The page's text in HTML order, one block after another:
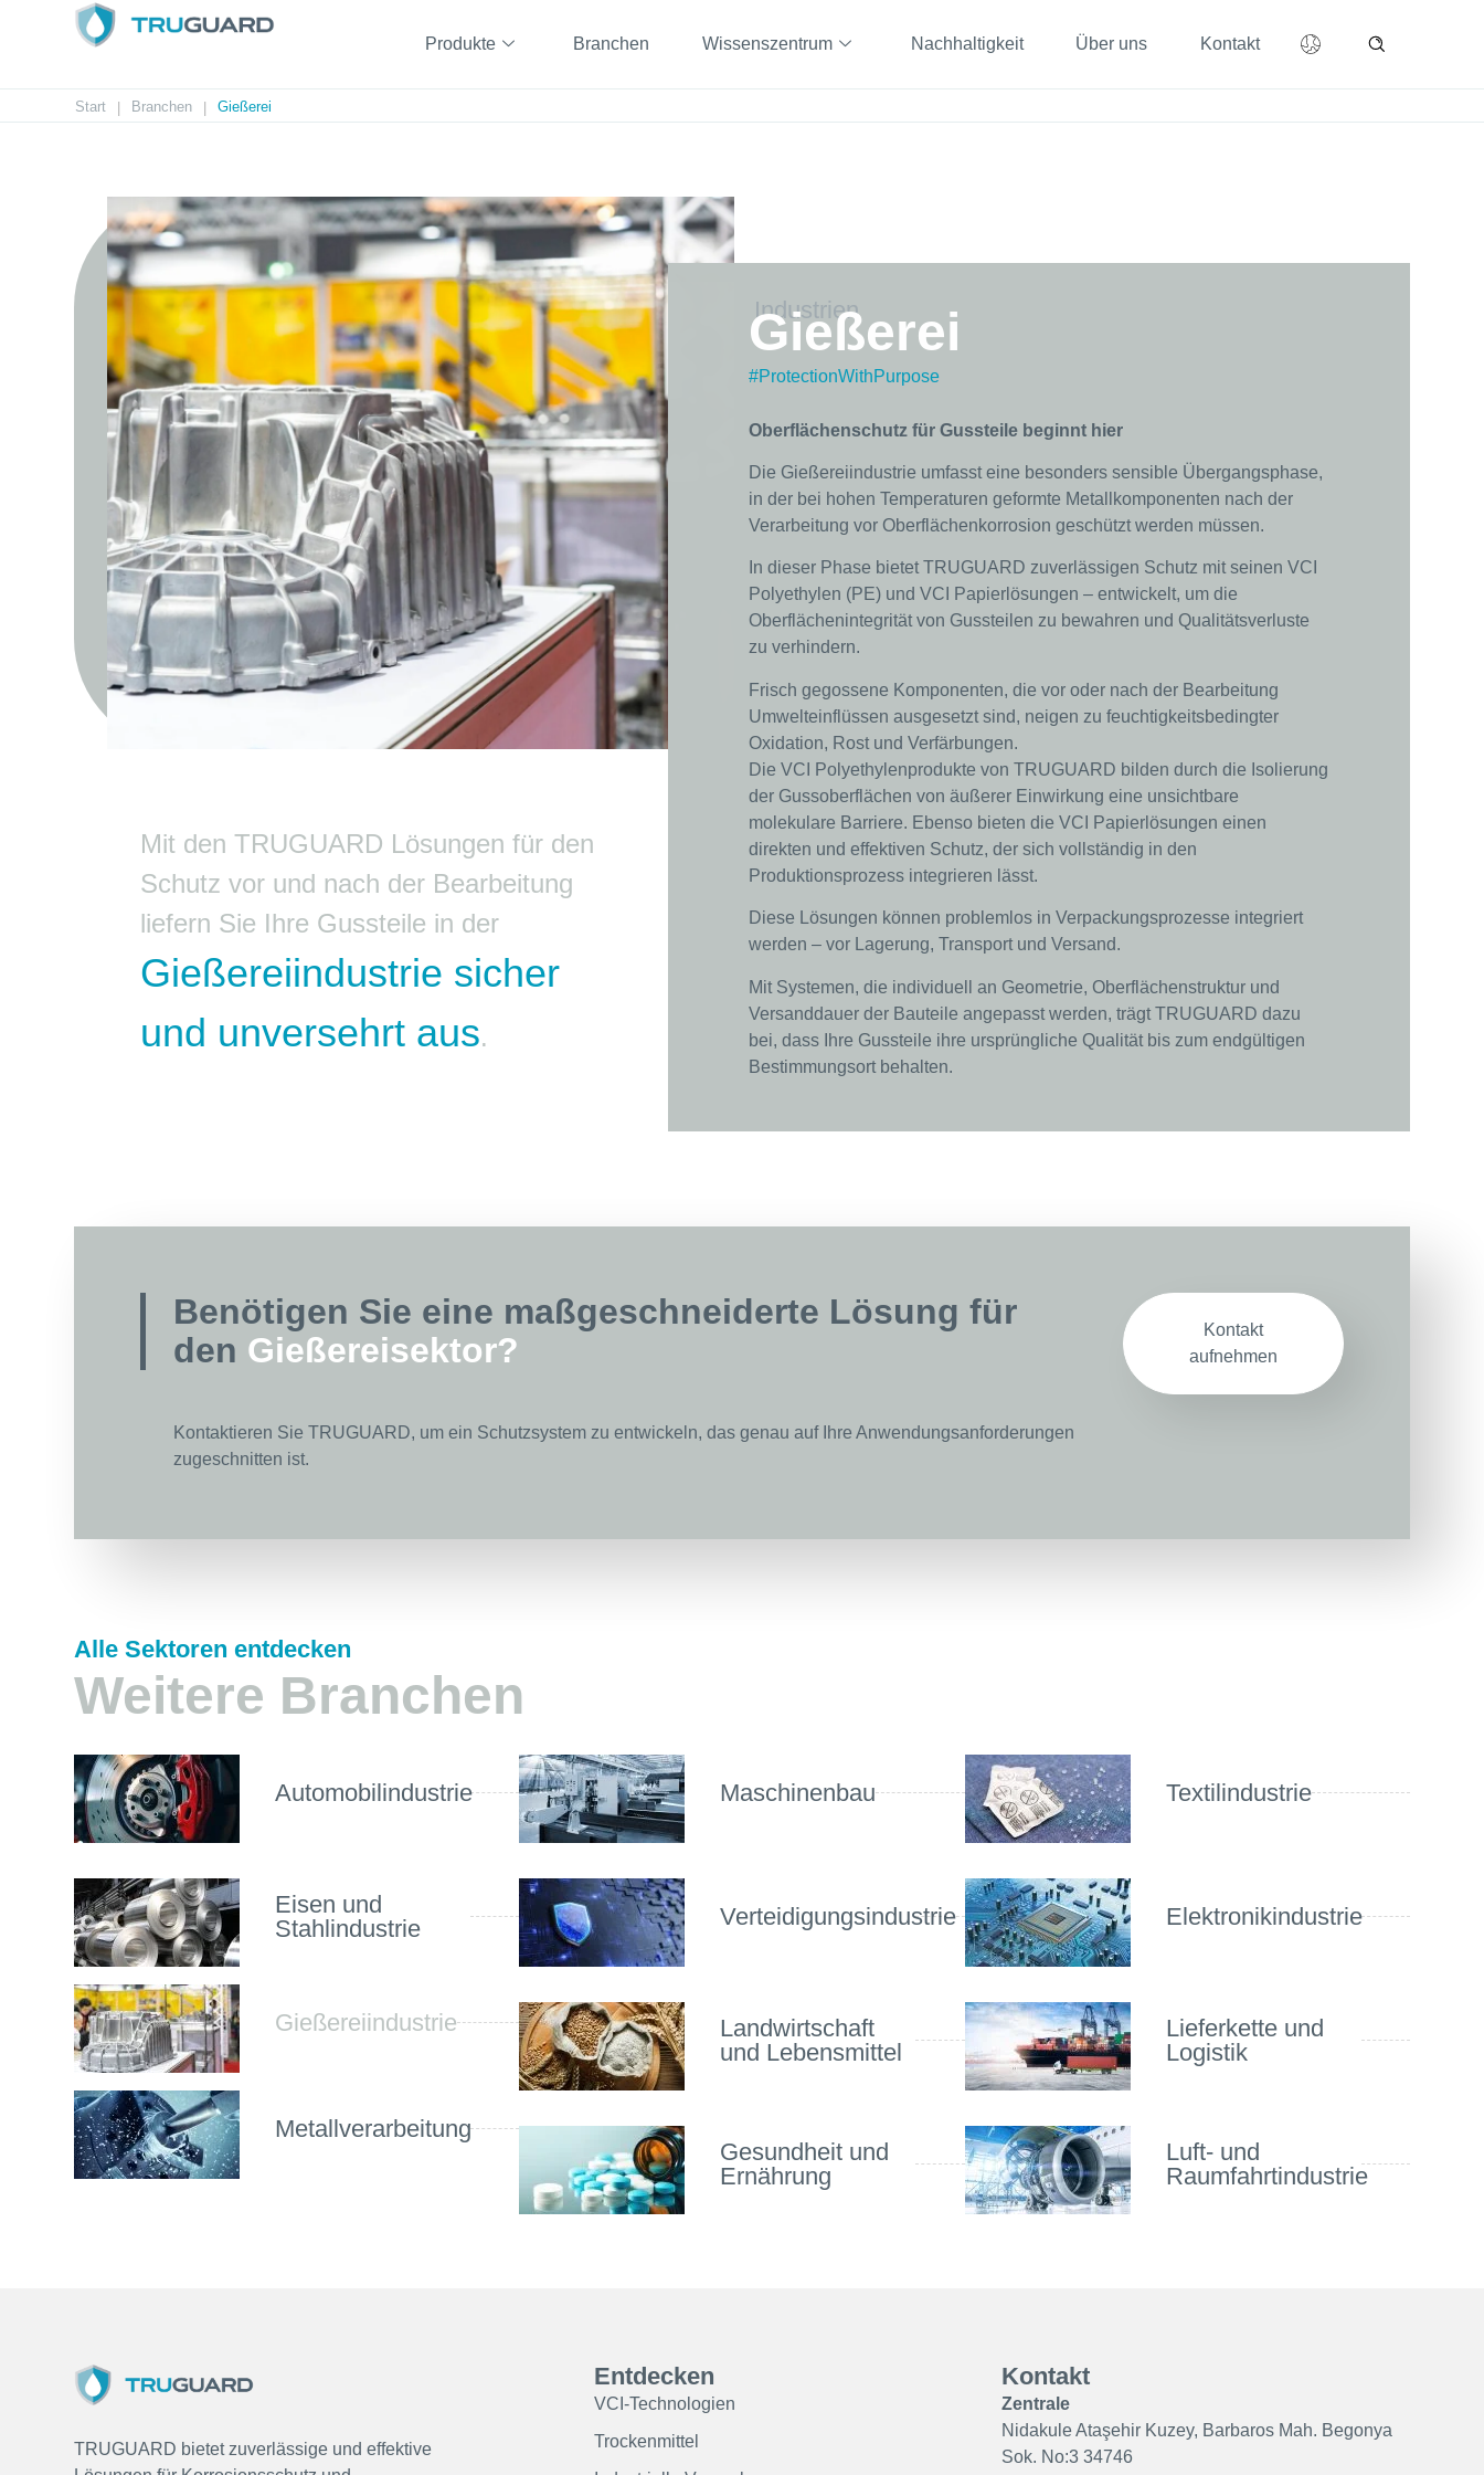
Produkte Branchen Wissenszentrum Nachhaltigkeit Über uns Kontakt
Start Branchen Gießerei
Mit den TRUGUARD Lösungen für den
Schutz vor und nach der Bearbeitung
liefern Sie Ihre Gussteile in der
Gießereiindustrie sicher
und unversehrt aus.
Industrien
Gießerei
#ProtectionWithPurpose
Oberflächenschutz für Gussteile beginnt hier
Die Gießereiindustrie umfasst eine besonders sensible Übergangsphase,
in der bei hohen Temperaturen geformte Metallkomponenten nach der
Verarbeitung vor Oberflächenkorrosion geschützt werden müssen.
In dieser Phase bietet TRUGUARD zuverlässigen Schutz mit seinen VCI
Polyethylen (PE) und VCI Papierlösungen – entwickelt, um die
Oberflächenintegrität von Gussteilen zu bewahren und Qualitätsverluste
zu verhindern.
Frisch gegossene Komponenten, die vor oder nach der Bearbeitung
Umwelteinflüssen ausgesetzt sind, neigen zu feuchtigkeitsbedingter
Oxidation, Rost und Verfärbungen.
Die VCI Polyethylenprodukte von TRUGUARD bilden durch die Isolierung
der Gussoberflächen von äußerer Einwirkung eine unsichtbare
molekulare Barriere. Ebenso bieten die VCI Papierlösungen einen
direkten und effektiven Schutz, der sich vollständig in den
Produktionsprozess integrieren lässt.
Diese Lösungen können problemlos in Verpackungsprozesse integriert
werden – vor Lagerung, Transport und Versand.
Mit Systemen, die individuell an Geometrie, Oberflächenstruktur und
Versanddauer der Bauteile angepasst werden, trägt TRUGUARD dazu
bei, dass Ihre Gussteile ihre ursprüngliche Qualität bis zum endgültigen
Bestimmungsort behalten.
Benötigen Sie eine maßgeschneiderte Lösung für
den Gießereisektor?
Kontaktieren Sie TRUGUARD, um ein Schutzsystem zu entwickeln, das genau auf Ihre Anwendungsanforderungen
zugeschnitten ist.
Kontakt
aufnehmen
Alle Sektoren entdecken
Weitere Branchen
Automobilindustrie
Eisen und
Stahlindustrie
Gießereiindustrie
Metallverarbeitung
Maschinenbau
Verteidigungsindustrie
Landwirtschaft
und Lebensmittel
Gesundheit und
Ernährung
Textilindustrie
Elektronikindustrie
Lieferkette und
Logistik
Luft- und
Raumfahrtindustrie
TRUGUARD bietet zuverlässige und effektive
Entdecken
VCI-Technologien
Trockenmittel
Kontakt
Zentrale
Nidakule Ataşehir Kuzey, Barbaros Mah. Begonya
Sok. No:3 34746